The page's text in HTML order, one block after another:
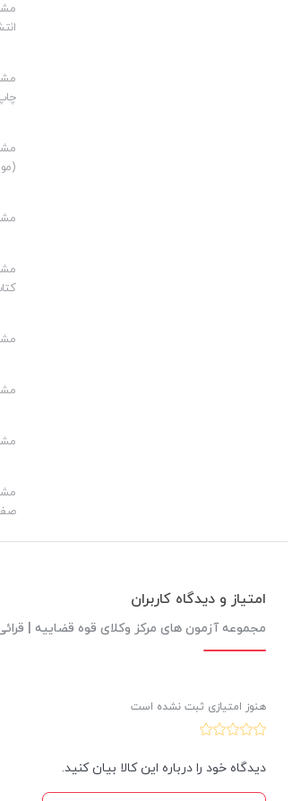
امتیاز و دیدگاه کاربران
مجموعه آزمون های مرکز وکلای قوه قضاییه |
هنوز امتیازی ثبت نشده است
دیدگاه خود را درباره این کالا بیان کنید.